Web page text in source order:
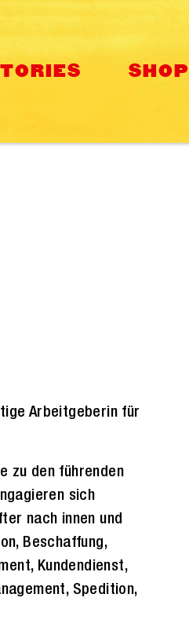
SHOP
Arbeitgeberin für
zu den führenden
sich
nach innen und
Beschaffung,
Kundendienst,
Spedition,